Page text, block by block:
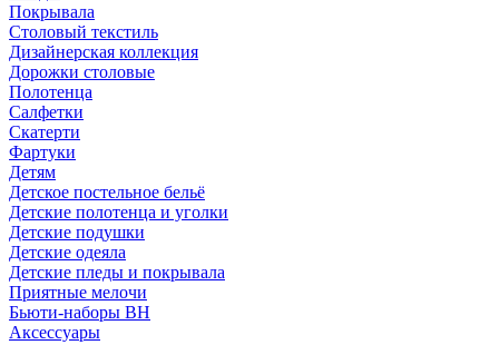
Покрывала
Столовый текстиль
Дизайнерская коллекция
Дорожки столовые
Полотенца
Салфетки
Скатерти
Фартуки
Детям
Детское постельное бельё
Детские полотенца и уголки
Детские подушки
Детские одеяла
Детские пледы и покрывала
Приятные мелочи
Бьюти-наборы ВН
Аксессуары